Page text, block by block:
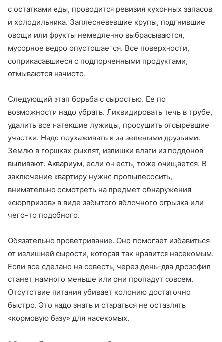
с остатками еды, проводится ревизия кухонных запасов
и холодильника. Заплесневевшие крупы, подгнившие
овощи или фрукты немедленно выбрасываются,
мусорное ведро опустошается. Все поверхности,
соприкасавшиеся с подпорченными продуктами,
отмываются начисто.
Следующий этап борьба с сыростью. Ее по
возможности надо убрать. Ликвидировать течь в трубе,
удалить все натекшие лужицы, просушить отсыревшие
участки. Надо поухаживать и за зелеными друзьями.
Землю в горшках рыхлят, излишки влаги из поддонов
выливают. Аквариум, если он есть, тоже очищается. В
заключение квартиру нужно пропылесосить,
внимательно осмотреть на предмет обнаружения
«сюрпризов» в виде забытого яблочного огрызка или
чего-то подобного.
Обязательно проветривание. Оно помогает избавиться
от излишней сырости, которая так нравится насекомым.
Если все сделано на совесть, через день-два дрозофил
станет намного меньше или они пропадут совсем.
Отсутствие питания убивает колонию достаточно
быстро. Это надо знать и стараться не оставлять
«кормовую базу» для насекомых.